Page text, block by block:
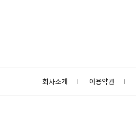
회사소개 이용약관